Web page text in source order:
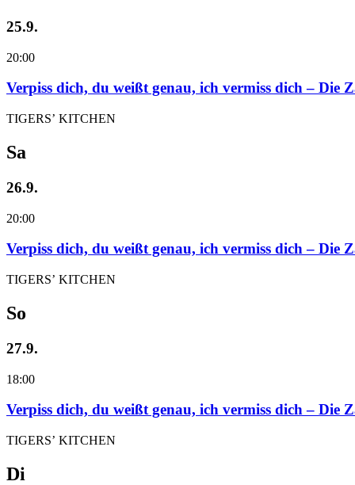
25.9.
20:00
Verpiss dich, du weißt genau, ich vermiss dich – Die
TIGERS’ KITCHEN
Sa
26.9.
20:00
Verpiss dich, du weißt genau, ich vermiss dich – Die
TIGERS’ KITCHEN
So
27.9.
18:00
Verpiss dich, du weißt genau, ich vermiss dich – Die
TIGERS’ KITCHEN
Di